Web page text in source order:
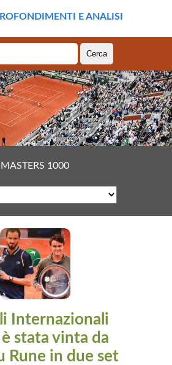
E ANALISI
MASTERS 1000
Internazionali
stata vinta da
Rune in due set